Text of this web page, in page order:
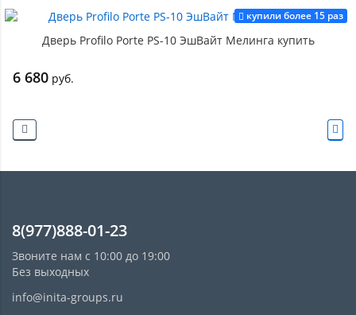
купили более 15 раз
Дверь Profilo Porte PS-10 ЭшВайт Мелинга купить
6 680 руб.
8(977)888-01-23
Звоните нам с 10:00 до 19:00
Без выходных
info@inita-groups.ru